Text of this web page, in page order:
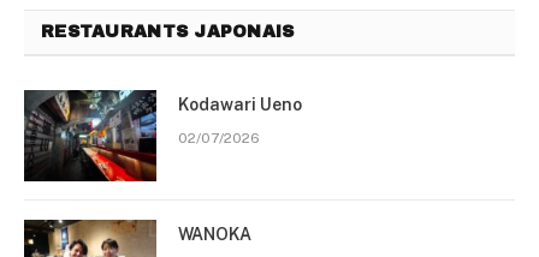
RESTAURANTS JAPONAIS
Kodawari Ueno
02/07/2026
WANOKA